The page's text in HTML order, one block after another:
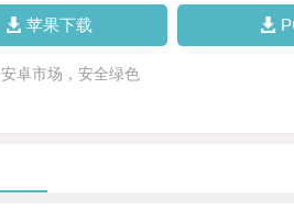
苹果下载
安卓市场，安全绿色